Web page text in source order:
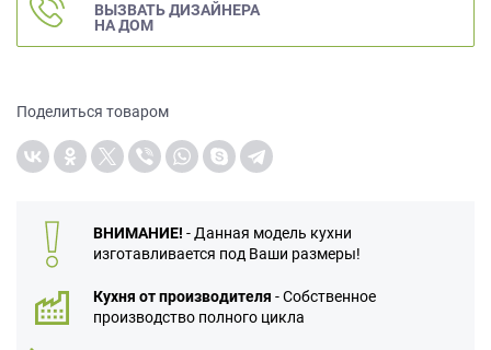
ВЫЗВАТЬ ДИЗАЙНЕРА
НА ДОМ
Поделиться товаром
ВНИМАНИЕ! - Данная модель кухни
изготавливается под Ваши размеры!
Кухня от производителя - Собственное
производство полного цикла